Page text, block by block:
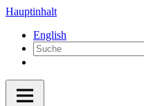
Hauptinhalt
English